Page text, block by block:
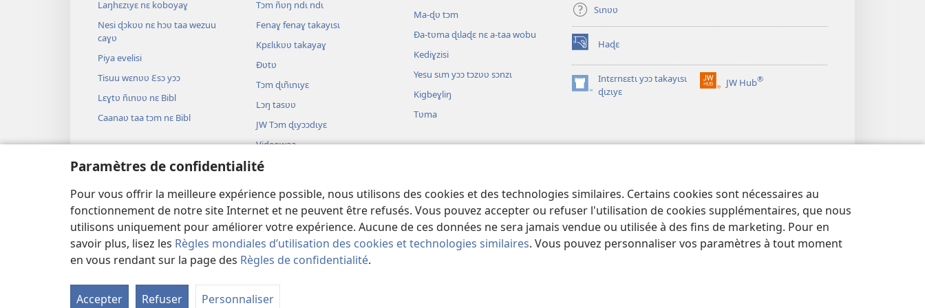
Paramètres de confidentialité
Pour vous offrir la meilleure expérience possible, nous utilisons des cookies et des technologies similaires. Certains cookies sont nécessaires au
fonctionnement de notre site Internet et ne peuvent être refusés. Vous pouvez accepter ou refuser l'utilisation de cookies supplémentaires, que nous
utilisons uniquement pour améliorer votre expérience. Aucune de ces données ne sera jamais vendue ou utilisée à des fins de marketing. Pour en
savoir plus, lisez les Règles mondiales d’utilisation des cookies et technologies similaires. Vous pouvez personnaliser vos paramètres à tout moment
en vous rendant sur la page des Règles de confidentialité.
Accepter Refuser Personnaliser
Laŋhɛzɩyɛ nɛ koboyaɣ
Nesi ɖɔkʋʋ nɛ hɔʋ taa wezuu
caɣʋ
Piya evelisi
Tisuu wɛnʋʋ Ɛsɔ yɔɔ
Lɛɣtʋ ñɩnʋʋ nɛ Bibl
Caanaʋ taa tɔm nɛ Bibl
Tɔm ñʋŋ ndɩ ndɩ
Fenaɣ fenaɣ takayɩsɩ
Kpɛlɩkʋʋ takayaɣ
Ðʋtʋ
Tɔm ɖɩñɩnɩyɛ
Lɔŋ tasʋʋ
JW Tɔm ɖɩyɔɔdɩyɛ
Videowaa
Minziiki
Bibl kalʋʋ tɛ drama kɩnɩnɩʋ
Ma-ɖʋ tɔm
Ða-tʋma ɖɩlaɖɛ nɛ a-taa wobu
Kediɣzisi
Yesu sɩm yɔɔ tɔzʋʋ sɔnzɩ
Kigbeɣliŋ
Tʋma
fenêtre)Sɩnʋʋ
Haɖɛ
(ouvre
une
nouvelle
fenêtre)
Intɛrnɛɛtɩ yɔɔ takayɩsɩ
ɖɩzɩyɛ
(ouvre
JW Hub®
(ouvre
Copyright © 2026 Watch Tower Bible and Tract Society of Pennsylvania.